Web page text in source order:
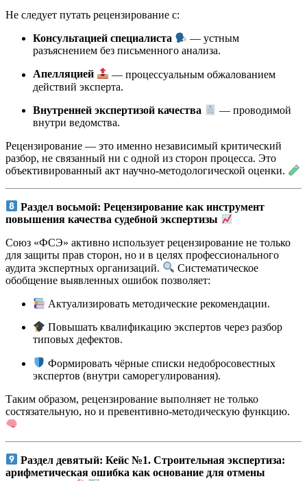
Не следует путать рецензирование с:
Консультацией специалиста
— устным
разъяснением без письменного анализа.
Апелляцией
— процессуальным обжалованием
действий эксперта.
Внутренней экспертизой качества
— проводимой
внутри ведомства.
Рецензирование — это именно независимый критический
разбор, не связанный ни с одной из сторон процесса. Это
объективированный акт научно-методологической оценки.
Раздел восьмой: Рецензирование как инструмент
повышения качества судебной экспертизы
Союз «ФСЭ» активно использует рецензирование не только
для защиты прав сторон, но и в целях профессионального
аудита экспертных организаций.
Систематическое
обобщение выявленных ошибок позволяет:
Актуализировать методические рекомендации.
Повышать квалификацию экспертов через разбор
типовых дефектов.
Формировать чёрные списки недобросовестных
экспертов (внутри саморегулирования).
Таким образом, рецензирование выполняет не только
состязательную, но и превентивно-методическую функцию.
Раздел девятый: Кейс №1. Строительная экспертиза:
арифметическая ошибка как основание для отмены